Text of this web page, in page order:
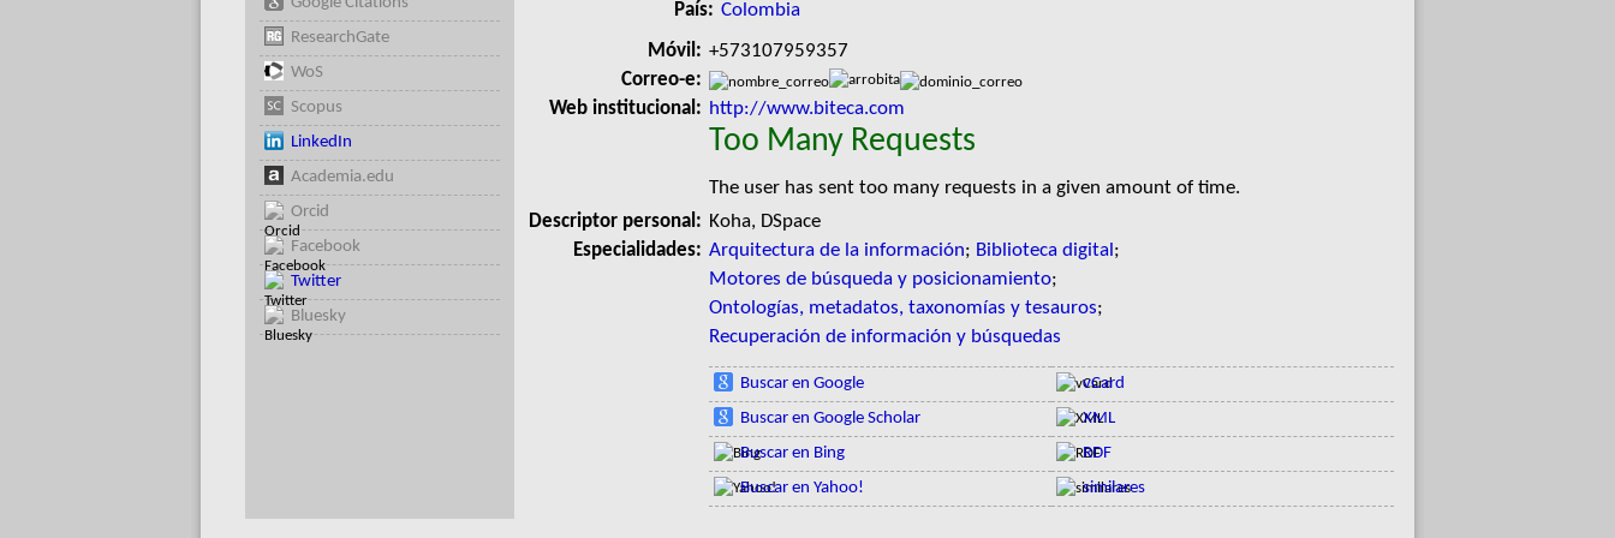
ResearchGate
WoS
Scopus
LinkedIn
Academia.edu
Orcid
Facebook
Twitter
Bluesky
País: Colombia
Móvil: +573107959357
Correo-e:
Web institucional: http://www.biteca.com
Too Many Requests
The user has sent too many requests in a given amount of time.
Descriptor personal: Koha, DSpace
Especialidades: Arquitectura de la información; Biblioteca digital ;
Motores de búsqueda y posicionamiento;
Ontologías, metadatos, taxonomías y tesauros;
Recuperación de información y búsquedas
Buscar en Google
Buscar en Google Scholar
Buscar en Bing
Buscar en Yahoo!
vCard
XML
RDF
similares